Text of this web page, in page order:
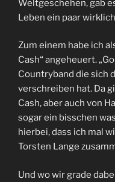
Weltgeschehen, gab
Leben ein paar
Zum einem habe ich
Cash“ angeheuert.
Countryband die sich
verschreiben hat. Da
Cash, aber auch von
sogar ein bisschen
hierbei, dass ich mal
Torsten Lange
Und wo wir grade